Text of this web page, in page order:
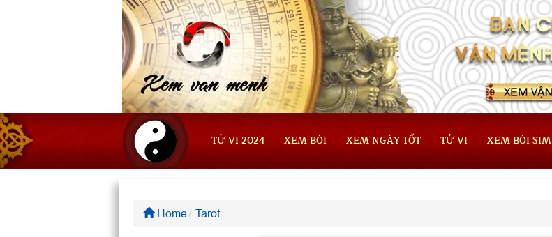
TỬ VI 2024 XEM BÓI XEM NGÀY TỐT TỬ VI XEM BÓI SIM
Home Tarot